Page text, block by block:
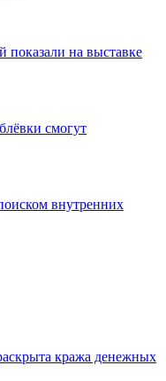
показали на выставке
смогут
внутренних
кража денежных